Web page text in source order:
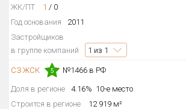
ЖК/ПТ 1 / 0
Год основания
2011
Застройщиков
в группе компаний
1 из 1
СЗ ЖСК 5 №1466 в РФ
Доля в регионе 4.16% 10-е место
Строится в регионе
12 919 м²